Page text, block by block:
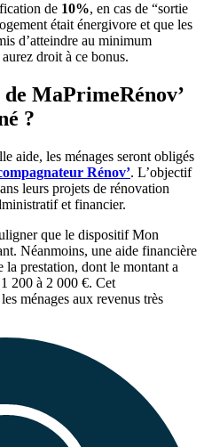
de 10%, en cas de “sortie
était énergivore et que les
d’atteindre au minimum
droit à ce bonus.
MaPrimeRénov’
?
aide, les ménages seront obligés
Rénov’. L’objectif
leurs projets de rénovation
et financier.
que le dispositif Mon
Néanmoins, une aide financière
la prestation, dont le montant a
200 à 2 000 €. Cet
ménages aux revenus très